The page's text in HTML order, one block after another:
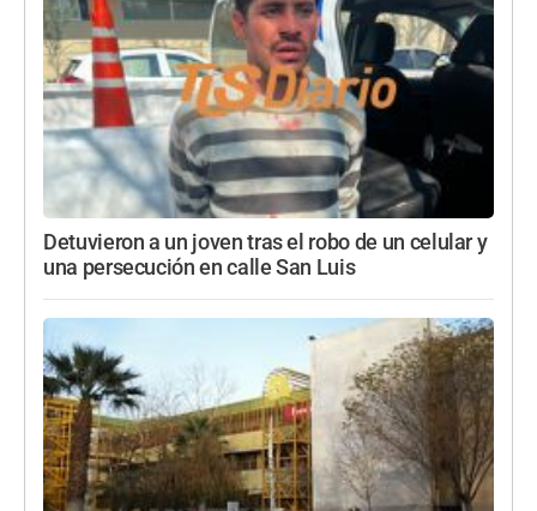
Detuvieron a un joven tras el robo de un celular y
una persecución en calle San Luis